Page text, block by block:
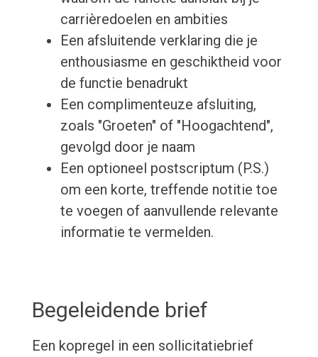
carrièredoelen en ambities
Een afsluitende verklaring die je
enthousiasme en geschiktheid voor
de functie benadrukt
Een complimenteuze afsluiting,
zoals "Groeten" of "Hoogachtend",
gevolgd door je naam
Een optioneel postscriptum (P.S.)
om een korte, treffende notitie toe
te voegen of aanvullende relevante
informatie te vermelden.
Begeleidende brief
Een kopregel in een sollicitatiebrief